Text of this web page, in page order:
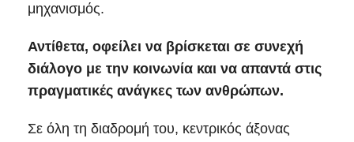
μηχανισμός.
Αντίθετα, οφείλει να βρίσκεται σε συνεχή
διάλογο με την κοινωνία και να απαντά στις
πραγματικές ανάγκες των ανθρώπων.
Σε όλη τη διαδρομή του, κεντρικός άξονας